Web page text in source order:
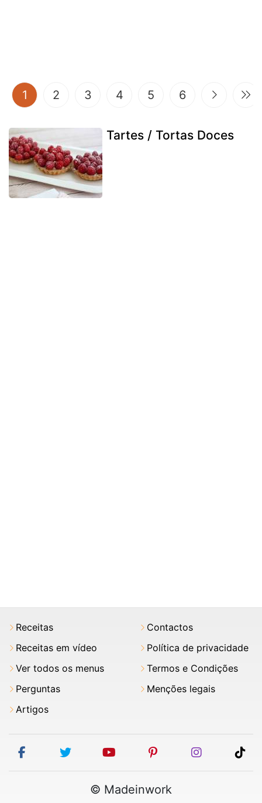
1 (current)
2 3 4 5 6
Tartes / Tortas Doces
Receitas
Receitas em vídeo
Ver todos os menus
Perguntas
Artigos
Contactos
Política de privacidade
Termos e Condições
Menções legais
facebooktwitter youtubepinterestinstagram
© Madeinwork